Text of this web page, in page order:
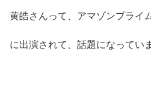
黄皓さんって、アマゾンプライ
に出演されて、話題になってい